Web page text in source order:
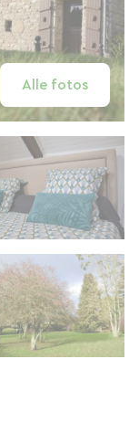
Alle fotos